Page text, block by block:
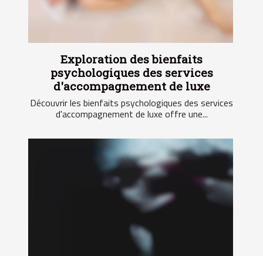
Exploration des bienfaits
psychologiques des services
d'accompagnement de luxe
Découvrir les bienfaits psychologiques des services
d'accompagnement de luxe offre une...